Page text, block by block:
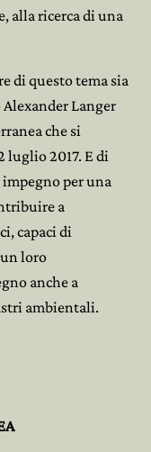
alla ricerca di una
di questo tema sia
Langer
che si
luglio 2017. E di
per una
a
capaci di
loro
anche a
ambientali.